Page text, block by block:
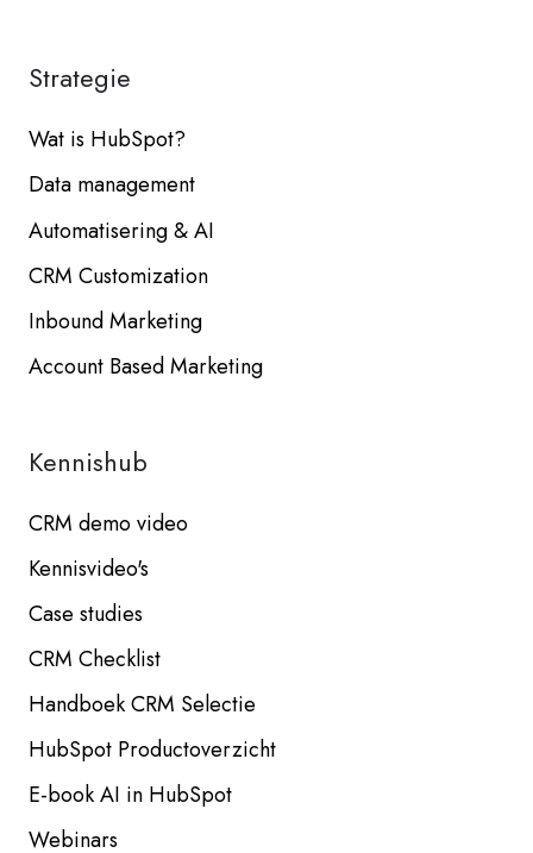
Strategie
Wat is HubSpot?
Data management
Automatisering & AI
CRM Customization
Inbound Marketing
Account Based Marketing
Kennishub
CRM demo video
Kennisvideo's
Case studies
CRM Checklist
Handboek CRM Selectie
HubSpot Productoverzicht
E-book AI in HubSpot
Webinars